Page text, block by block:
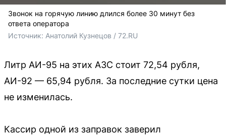
Звонок на горячую линию длился более 30 минут без
ответа оператора
Источник: Анатолий Кузнецов / 72.RU
Литр АИ-95 на этих АЗС стоит 72,54 рубля,
АИ-92 — 65,94 рубля. За последние сутки цена
не изменилась.
Кассир одной из заправок заверил